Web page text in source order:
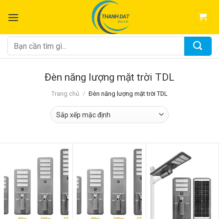
đến
dung
Tìm
kiếm:
Đèn năng lượng mặt trời TDL
Trang chủ / Đèn năng lượng mặt trời TDL